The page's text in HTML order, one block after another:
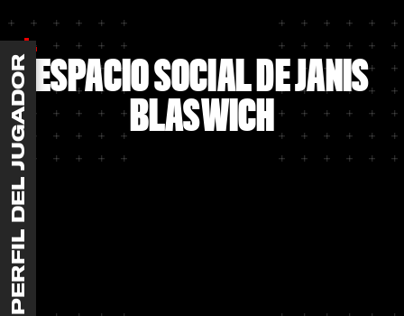
PERFIL DEL JUGADOR
impresiones del nuevo entrenador. Al
finalizar el encuentro, también hubo
tiempo para cumplir el deseo de los
pequeños aficionados y firmar numerosos
autógrafos.
ESPACIO SOCIAL DE JANIS
BLASWICH